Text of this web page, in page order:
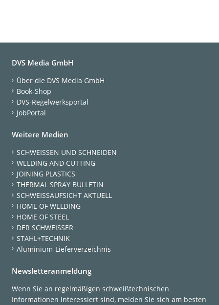
DVS Media GmbH
Über die DVS Media GmbH
Book-Shop
DVS-Regelwerksportal
JobPortal
Weitere Medien
SCHWEISSEN UND SCHNEIDEN
WELDING AND CUTTING
JOINING PLASTICS
THERMAL SPRAY BULLETIN
SCHWEISSAUFSICHT AKTUELL
HOME OF WELDING
HOME OF STEEL
DER SCHWEISSER
STAHL+TECHNIK
Aluminium-Lieferverzeichnis
Newsletteranmeldung
Wenn Sie an regelmäßigen schweißtechnischen
Informationen interessiert sind, melden Sie sich am besten